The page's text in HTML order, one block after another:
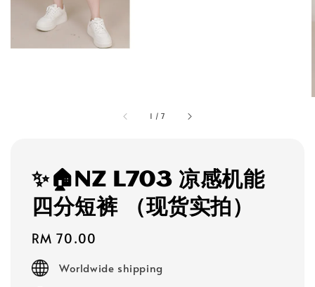
1 /7
✨🏠NZ L703 凉感机能
四分短裤 （现货实拍）
Regular
price
RM 70.00
Worldwide shipping